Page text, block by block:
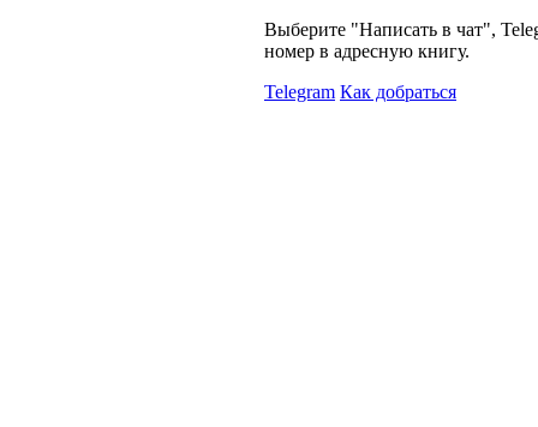
Выберите "Написать в чат",
номер в адресную книгу.
Telegram Как добраться